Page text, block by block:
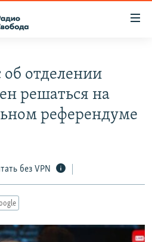
об отделении
решаться на
референдуме
без VPN